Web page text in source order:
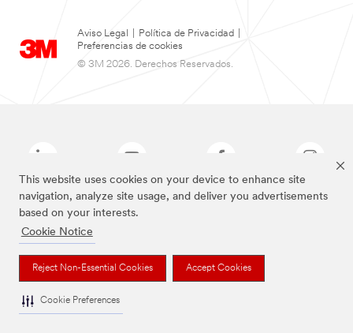
This website uses cookies on your device to enhance site
navigation, analyze site usage, and deliver you advertisements
based on your interests.
Cookie Notice
Reject Non-Essential Cookies Accept Cookies
Cookie Preferences
Aviso Legal Política de Privacidad
Preferencias de cookies
© 3M 2026. Derechos Reservados.
Las marcas mencionadas arriba son Marcas Registradas de 3M.